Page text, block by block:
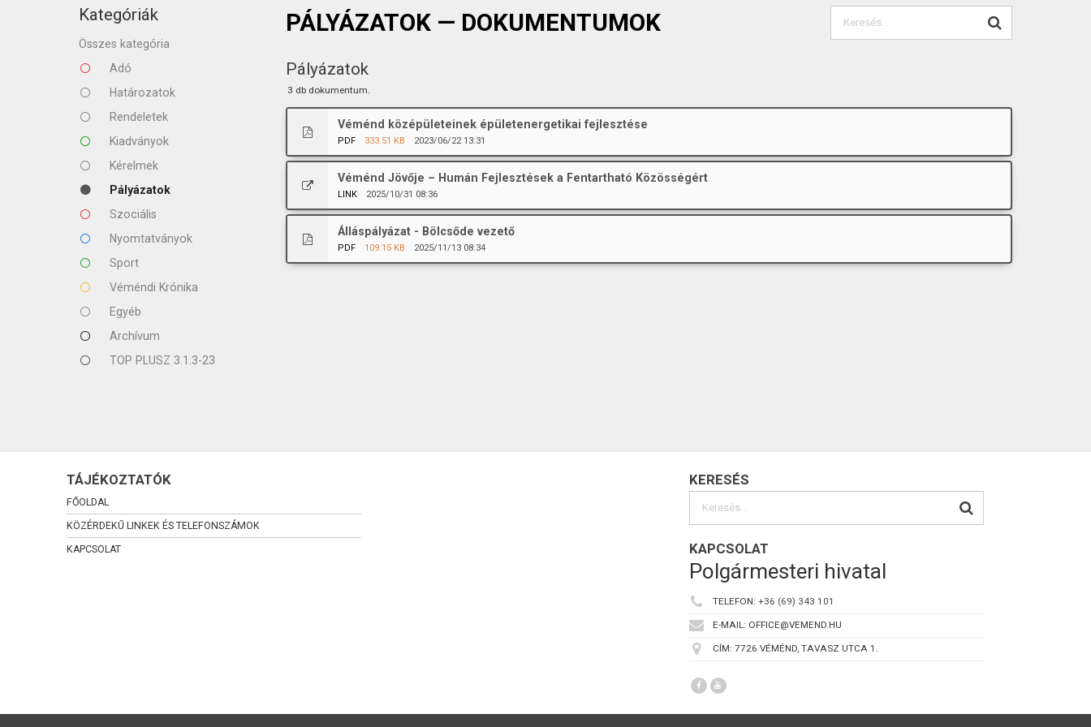
Kategóriák
Összes kategória
Adó
Határozatok
Rendeletek
Kiadványok
Kérelmek
Pályázatok
Szociális
Nyomtatványok
Sport
Véméndi Krónika
Egyéb
Archívum
TOP PLUSZ 3.1.3-23
PÁLYÁZATOK — DOKUMENTUMOK
Pályázatok
3 db dokumentum.
Véménd középületeinek épületenergetikai fejlesztése
PDF 333.51 KB 2023/06/22 13:31
Véménd Jövője – Humán Fejlesztések a Fentartható Közösségért
LINK 2025/10/31 08:36
Álláspályázat - Bölcsőde vezető
PDF 109.15 KB 2025/11/13 08:34
TÁJÉKOZTATÓK
FŐOLDAL
KÖZÉRDEKŰ LINKEK ÉS TELEFONSZÁMOK
KAPCSOLAT
KERESÉS
KAPCSOLAT
Polgármesteri hivatal
TELEFON: +36 (69) 343 101
E-MAIL: OFFICE@VEMEND.HU
CÍM: 7726 VÉMÉND, TAVASZ UTCA 1.